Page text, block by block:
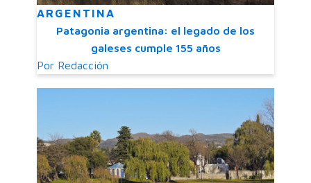
ARGENTINA
Patagonia argentina: el legado de los
galeses cumple 155 años
Por Redacción